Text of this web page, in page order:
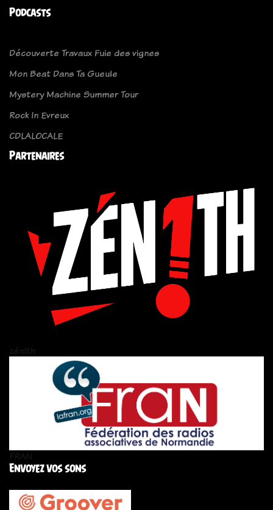
Podcasts
Découverte Travaux Fuie des vignes
Mon Beat Dans Ta Gueule
Mystery Machine Summer Tour
Rock In Evreux
CDLALOCALE
Partenaires
Envoyez vos sons